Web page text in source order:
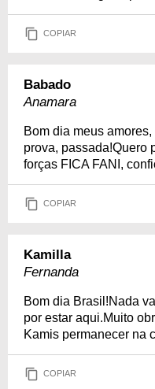
COPIAR
Babado
Anamara
Bom dia meus
prova, passada!Quero
forças FICA FANI,
COPIAR
Kamilla
Fernanda
Bom dia Brasil!Nada
por estar aqui.Muito
Kamis permanecer na
COPIAR